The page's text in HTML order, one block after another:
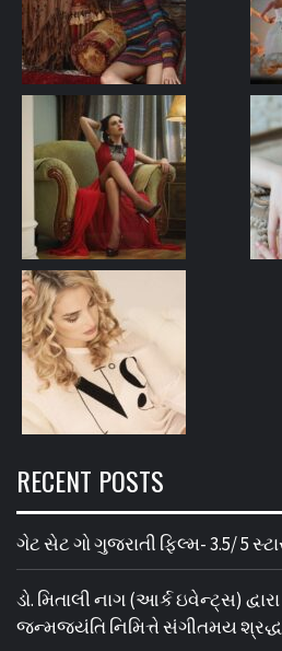
RECENT POSTS
ગેટ સેટ ગો ગુજરાતી ફિલ્મ- 3.5/ 5
ડો. મિતાલી નાગ (આર્ક ઇવેન્ટ્સ)
જન્મજયંતિ નિમિત્તે સંગીતમય